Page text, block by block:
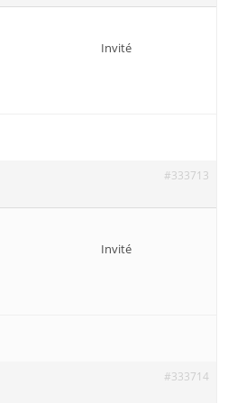
Invité
#333713
Invité
#333714